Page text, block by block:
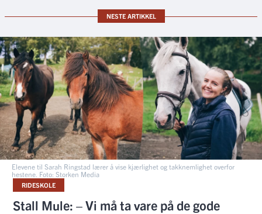
NESTE ARTIKKEL
Elevene til Sarah Ringstad lærer å vise kjærlighet og takknemlighet overfor
hestene. Foto: Storken Media
RIDESKOLE
Stall Mule: – Vi må ta vare på de gode